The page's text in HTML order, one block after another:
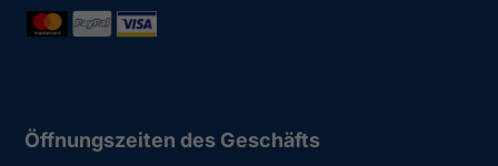
Öffnungszeiten des Geschäfts